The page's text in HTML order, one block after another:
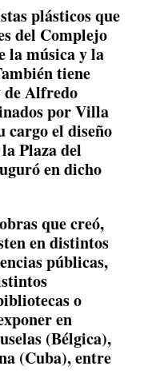
plásticos que
del Complejo
la música y la
tiene
Alfredo
por Villa
cargo el diseño
Plaza del
en dicho
que creó,
en distintos
públicas,
o
en
(Bélgica),
(Cuba), entre